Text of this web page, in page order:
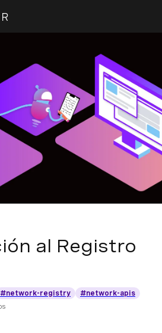
al Registro
#network-registry
#network-apis